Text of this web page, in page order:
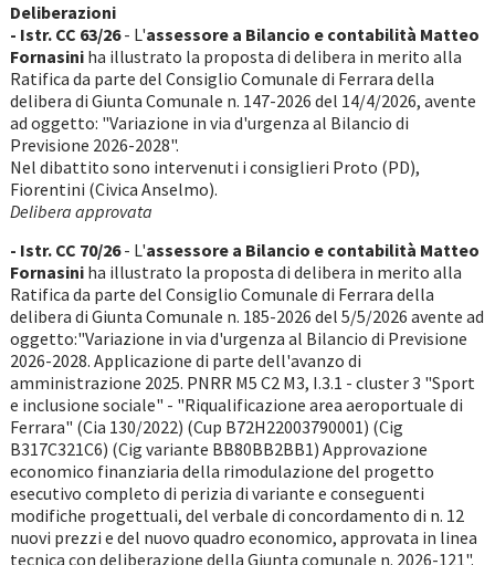
Deliberazioni
- Istr. CC 63/26- L'assessore a Bilancio e contabilità Matteo
Fornasiniha illustrato la proposta di delibera in merito alla
Ratifica da parte del Consiglio Comunale di Ferrara della
delibera di Giunta Comunale n. 147-2026 del 14/4/2026, avente
ad oggetto: "Variazione in via d'urgenza al Bilancio di
Previsione 2026-2028".
Nel dibattito sono intervenuti i consiglieri Proto (PD),
Fiorentini (Civica Anselmo).
Delibera approvata
- Istr. CC 70/26- L'assessore a Bilancio e contabilità Matteo
Fornasiniha illustrato la proposta di delibera in merito alla
Ratifica da parte del Consiglio Comunale di Ferrara della
delibera di Giunta Comunale n. 185-2026 del 5/5/2026 avente ad
oggetto:"Variazione in via d'urgenza al Bilancio di Previsione
2026-2028. Applicazione di parte dell'avanzo di
amministrazione 2025. PNRR M5 C2 M3, I.3.1 - cluster 3 "Sport
e inclusione sociale" - "Riqualificazione area aeroportuale di
Ferrara" (Cia 130/2022) (Cup B72H22003790001) (Cig
B317C321C6) (Cig variante BB80BB2BB1) Approvazione
economico finanziaria della rimodulazione del progetto
esecutivo completo di perizia di variante e conseguenti
modifiche progettuali, del verbale di concordamento di n. 12
nuovi prezzi e del nuovo quadro economico, approvata in linea
tecnica con deliberazione della Giunta comunale n. 2026-121".